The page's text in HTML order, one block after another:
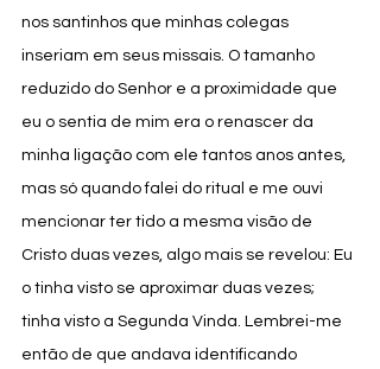
nos santinhos que minhas colegas
inseriam em seus missais. O tamanho
reduzido do Senhor e a proximidade que
eu o sentia de mim era o renascer da
minha ligação com ele tantos anos antes,
mas só quando falei do ritual e me ouvi
mencionar ter tido a mesma visão de
Cristo duas vezes, algo mais se revelou: Eu
o tinha visto se aproximar duas vezes;
tinha visto a Segunda Vinda. Lembrei-me
então de que andava identificando